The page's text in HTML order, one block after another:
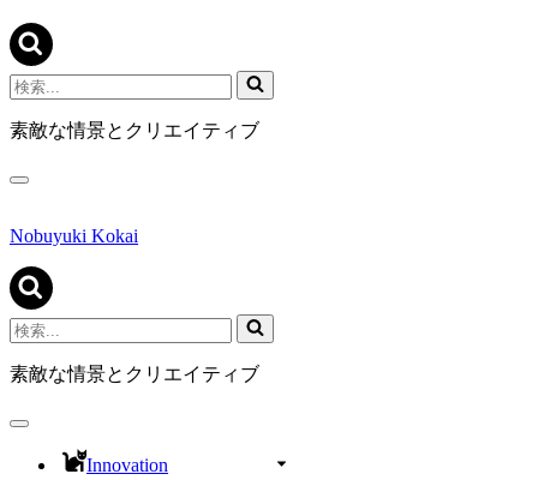
検
索...
素敵な情景とクリエイティブ
ナ
ゲ
シ
ョ
ン
メ
ニ
ュ
Nobuyuki Kokai
検
索...
素敵な情景とクリエイティブ
ナ
Innovation